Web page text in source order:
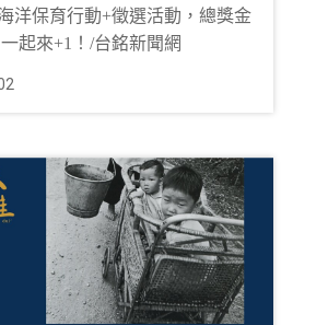
洋保育行動+徵選活動，總獎金
起來+1！/台銘新聞網